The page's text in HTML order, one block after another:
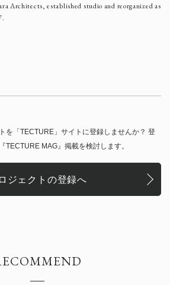
Architects, established studio and reorganized as
を「TECTURE」サイトに登録しませんか？ 登
TECTURE MAG』掲載を検討します。
ジェクトの登録へ